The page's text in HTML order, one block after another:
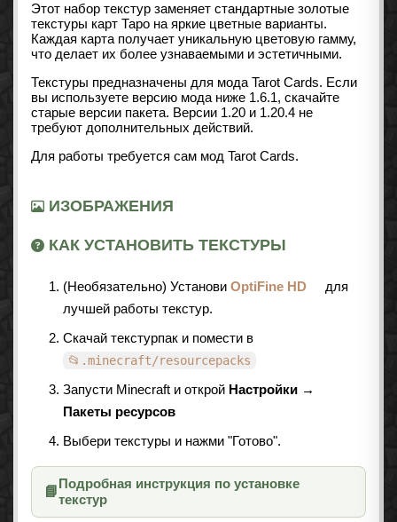
Этот набор текстур заменяет стандартные золотые
текстуры карт Таро на яркие цветные варианты.
Каждая карта получает уникальную цветовую гамму,
что делает их более узнаваемыми и эстетичными.
Текстуры предназначены для мода Tarot Cards. Если
вы используете версию мода ниже 1.6.1, скачайте
старые версии пакета. Версии 1.20 и 1.20.4 не
требуют дополнительных действий.
Для работы требуется сам мод Tarot Cards.
ИЗОБРАЖЕНИЯ
КАК УСТАНОВИТЬ ТЕКСТУРЫ
(Необязательно) Установи OptiFine HD
для
лучшей работы текстур.
Скачай текстурпак и помести в
📂.minecraft/resourcepacks
Запусти Minecraft и открой Настройки →
Пакеты ресурсов
Выбери текстуры и нажми "Готово".
📘
Подробная инструкция по установке
текстур